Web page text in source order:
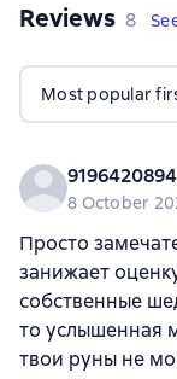
Reviews 8
8
Most popular
9196420894
8 October
Просто
занижает
собственные
то услышенная
твои руны не